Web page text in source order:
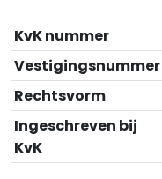
KvK nummer
Vestigingsnummer
Rechtsvorm
Ingeschreven bij
KvK